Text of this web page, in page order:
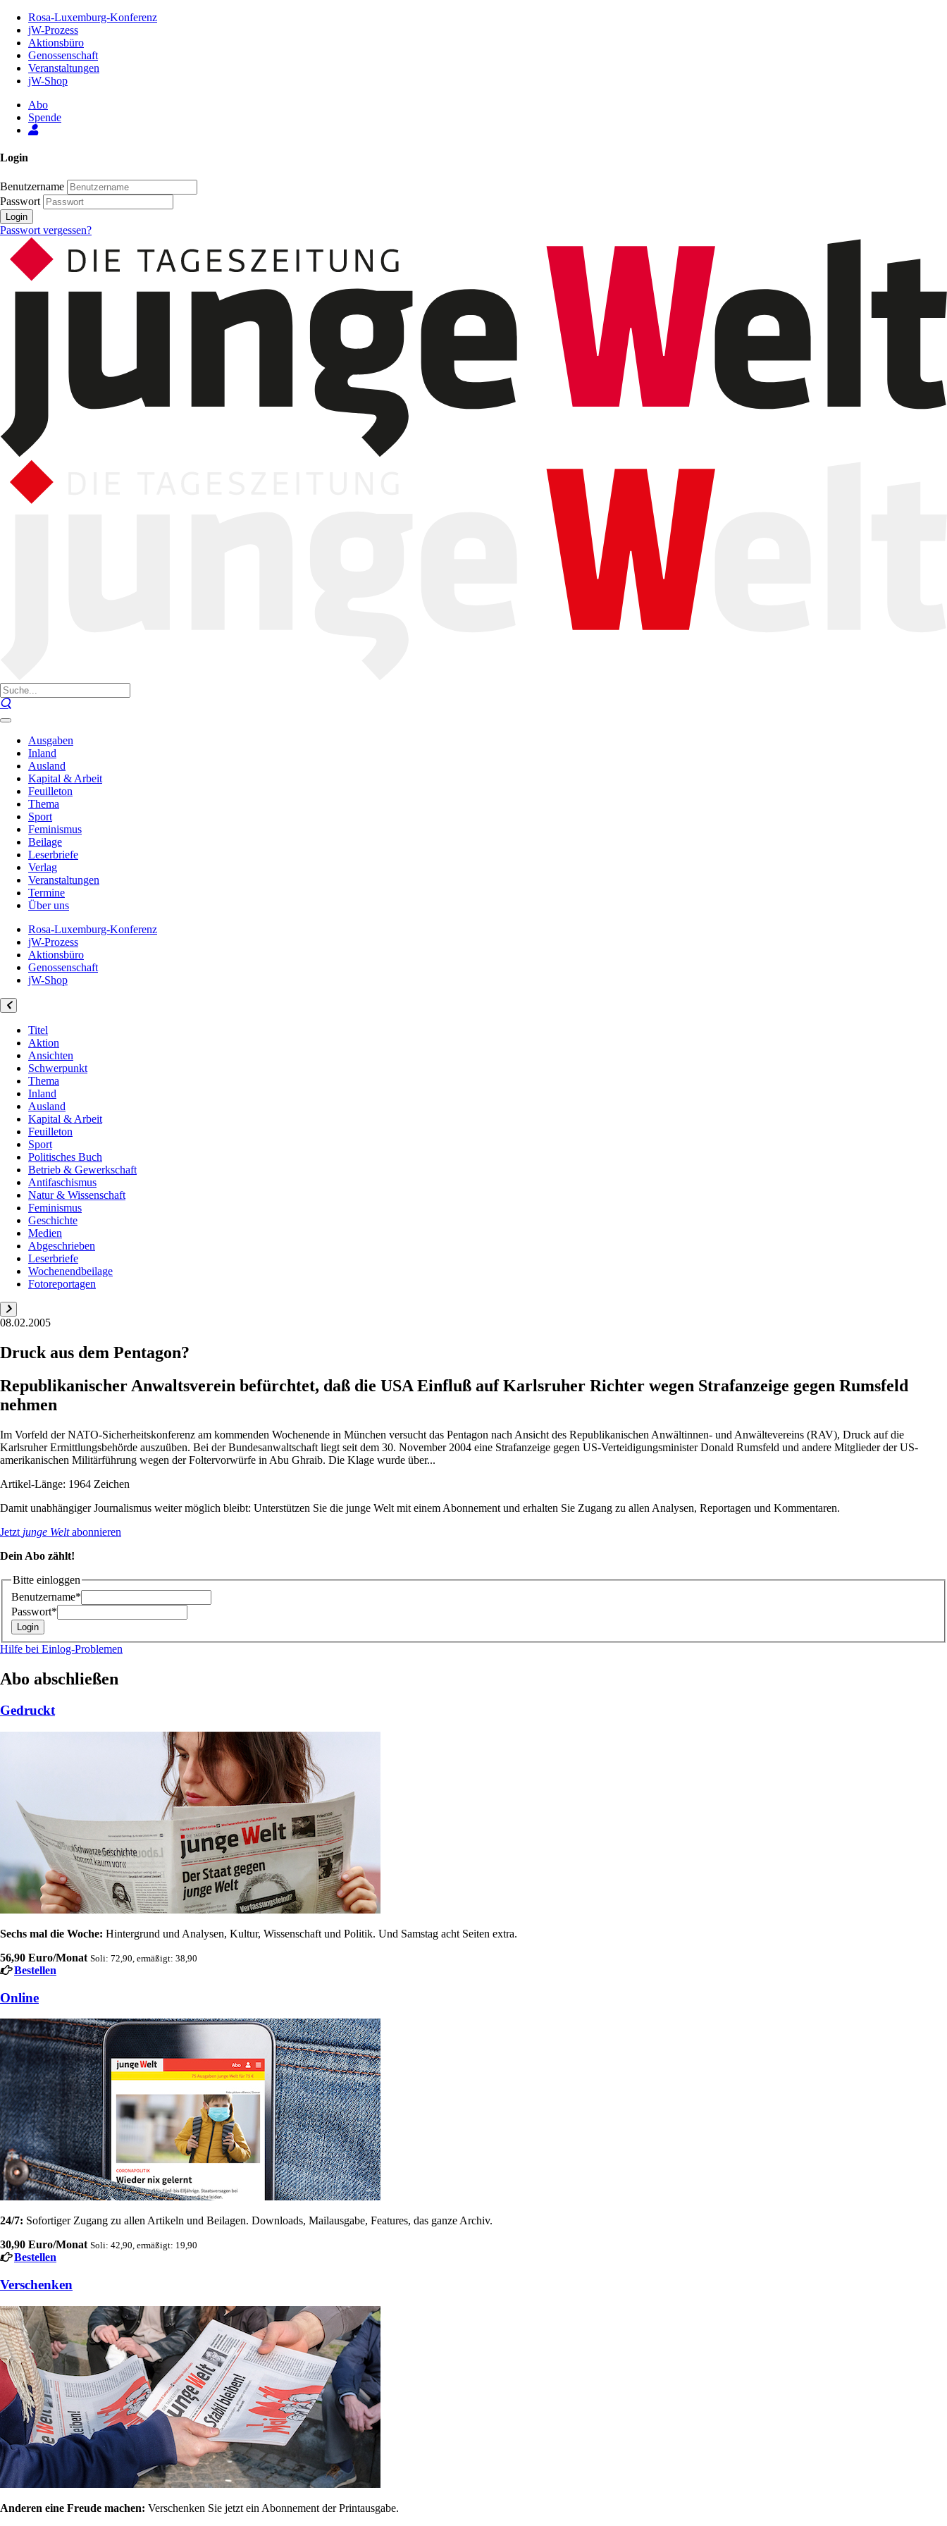
Inhalt
Seite
Rosa-Luxemburg-Konferenz
jW-Prozess
Aktionsbüro
Genossenschaft
Veranstaltungen
jW-Shop
Abo
Spende
Login
Benutzername
Passwort
Login
Passwort vergessen?
Ausgaben
Inland
Ausland
Kapital & Arbeit
Feuilleton
Thema
Sport
Feminismus
Beilage
Leserbriefe
Verlag
Veranstaltungen
Termine
Über uns
Rosa-Luxemburg-Konferenz
jW-Prozess
Aktionsbüro
Genossenschaft
jW-Shop
Titel
Aktion
Ansichten
Schwerpunkt
Thema
Inland
Ausland
Kapital & Arbeit
Feuilleton
Sport
Politisches Buch
Betrieb & Gewerkschaft
Antifaschismus
Natur & Wissenschaft
Feminismus
Geschichte
Medien
Abgeschrieben
Leserbriefe
Wochenendbeilage
Fotoreportagen
08.02.2005
Druck aus dem Pentagon?
Republikanischer Anwaltsverein befürchtet, daß die USA Einfluß auf Karlsruher Richter wegen Strafanzeige gegen Rumsfeld
nehmen
Im Vorfeld der NATO-Sicherheitskonferenz am kommenden Wochenende in München versucht das Pentagon nach Ansicht des Republikanischen Anwältinnen- und Anwältevereins (RAV), Druck auf die
Karlsruher Ermittlungsbehörde auszuüben. Bei der Bundesanwaltschaft liegt seit dem 30. November 2004 eine Strafanzeige gegen US-Verteidigungsminister Donald Rumsfeld und andere Mitglieder der US-
amerikanischen Militärführung wegen der Foltervorwürfe in Abu Ghraib. Die Klage wurde über...
Artikel-Länge: 1964 Zeichen
Damit unabhängiger Journalismus weiter möglich bleibt: Unterstützen Sie die junge Welt mit einem Abonnement und erhalten Sie Zugang zu allen Analysen, Reportagen und Kommentaren.
Jetzt junge Weltabonnieren
Dein Abo zählt!
Bitte einloggen
Benutzername*
Passwort*
Hilfe bei Einlog-Problemen
Abo abschließen
Gedruckt
Sechs mal die Woche: Hintergrund und Analysen, Kultur, Wissenschaft und Politik. Und Samstag acht Seiten extra.
56,90 Euro/Monat Soli: 72,90, ermäßigt: 38,90
Bestellen
Online
24/7: Sofortiger Zugang zu allen Artikeln und Beilagen. Downloads, Mailausgabe, Features, das ganze Archiv.
30,90 Euro/Monat Soli: 42,90, ermäßigt: 19,90
Bestellen
Verschenken
Anderen eine Freude machen: Verschenken Sie jetzt ein Abonnement der Printausgabe.